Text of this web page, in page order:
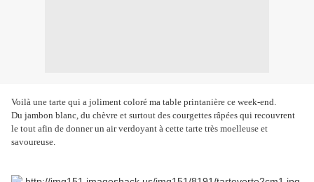
Voilà une tarte qui a joliment coloré ma table printanière ce week-end.
Du jambon blanc, du chèvre et surtout des courgettes râpées qui recouvrent
le tout afin de donner un air verdoyant à cette tarte très moelleuse et
savoureuse.